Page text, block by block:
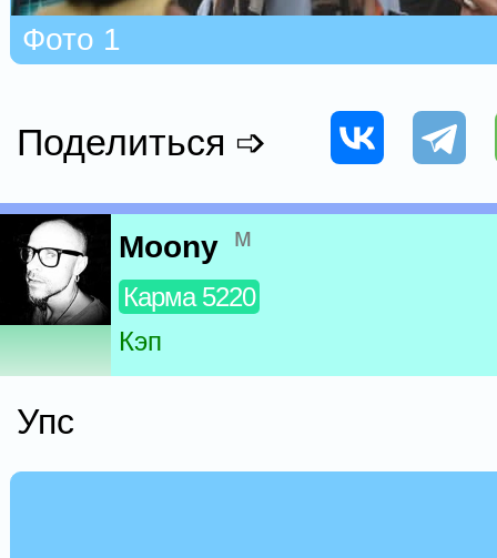
Фото 1
Поделиться ➩
Moony м
Карма 5220
Кэп
Упс